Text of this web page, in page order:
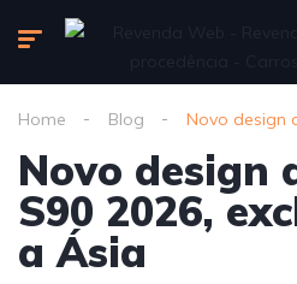
Home Blog Novo design
Novo design
S90 2026,
a Ásia